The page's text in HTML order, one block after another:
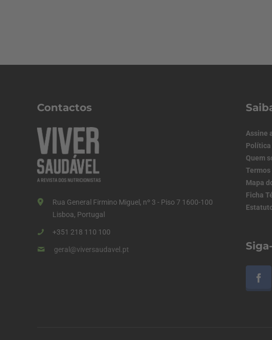
Contactos
Rua General Firmino Miguel, nº 3 - Piso 7 1600-100
Lisboa, Portugal
+351 218 110 100
geral@viversaudavel.pt
Assine
Política
Quem
Mapa
Ficha